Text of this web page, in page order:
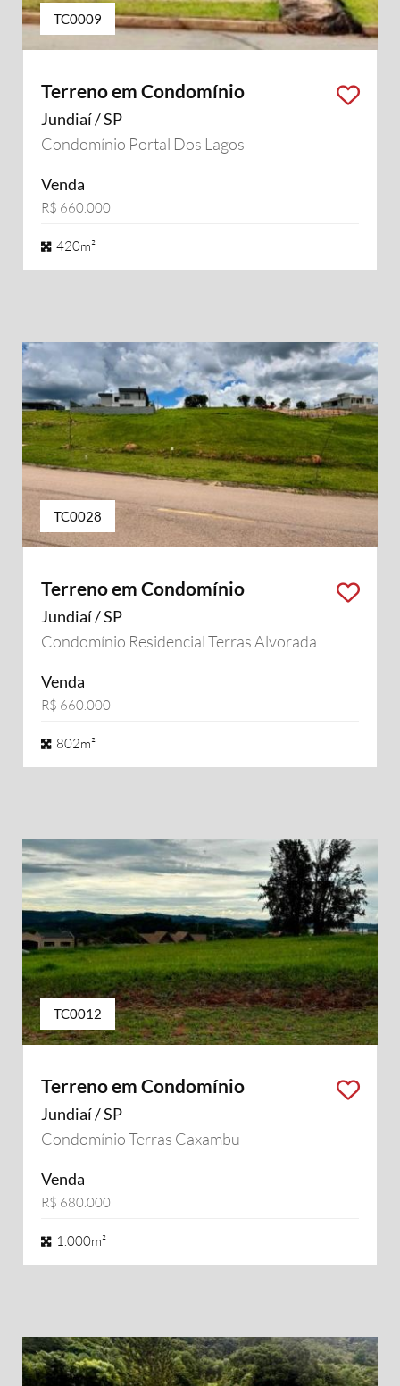
TC0009
Terreno em Condomínio
Jundiaí / SP
Condomínio Portal Dos Lagos
Venda
R$ 660.000
420m²
TC0028
Terreno em Condomínio
Jundiaí / SP
Condomínio Residencial Terras Alvorada
Venda
R$ 660.000
802m²
TC0012
Terreno em Condomínio
Jundiaí / SP
Condomínio Terras Caxambu
Venda
R$ 680.000
1.000m²